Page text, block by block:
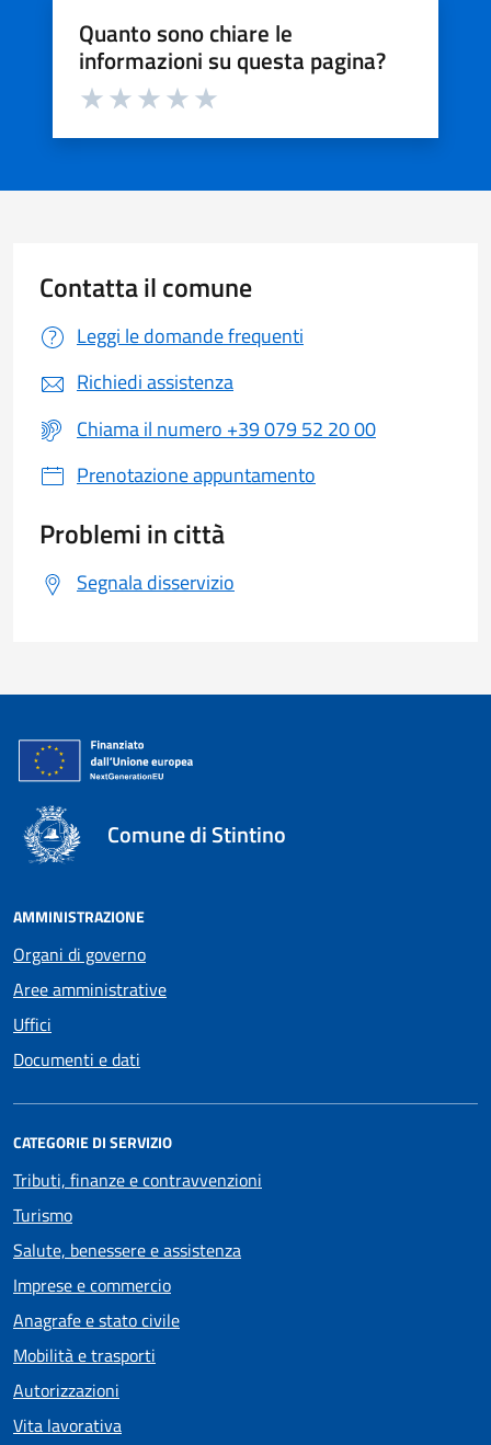
Quanto sono chiare le
informazioni su questa pagina?
Valuta da 1 a 5 stelle la pagina
Contatta il comune
Leggi le domande frequenti
Richiedi assistenza
Chiama il numero +39 079 52 20 00
Prenotazione appuntamento
Problemi in città
Segnala disservizio
Comune di Stintino
AMMINISTRAZIONE
Organi di governo
Aree amministrative
Uffici
Documenti e dati
CATEGORIE DI SERVIZIO
Tributi, finanze e contravvenzioni
Turismo
Salute, benessere e assistenza
Imprese e commercio
Anagrafe e stato civile
Mobilità e trasporti
Autorizzazioni
Vita lavorativa